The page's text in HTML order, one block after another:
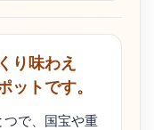
り味わえ
ットです。
つで、国宝や重